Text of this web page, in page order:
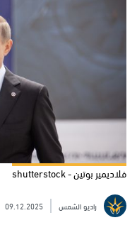
فلاديمير بوتين - shutterstock
راديو الشمس 09.12.2025